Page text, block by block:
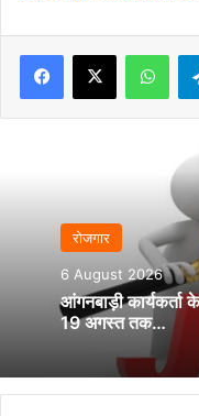
Facebook
X
रोजगार
6 August 2026
आंगनबाड़ी
19 अगस्त तक…